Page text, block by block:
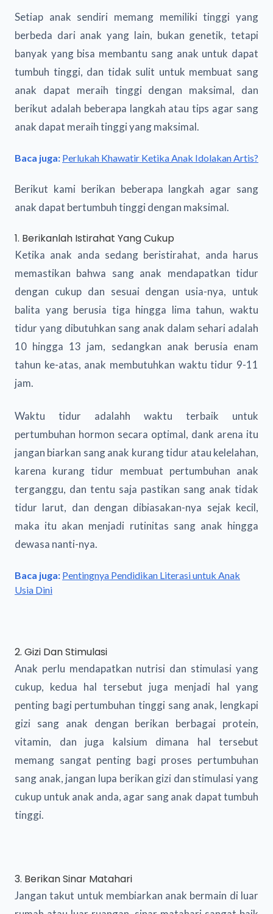
Setiap anak sendiri memang memiliki tinggi yang
berbeda dari anak yang lain, bukan genetik, tetapi
banyak yang bisa membantu sang anak untuk dapat
tumbuh tinggi, dan tidak sulit untuk membuat sang
anak dapat meraih tinggi dengan maksimal, dan
berikut adalah beberapa langkah atau tips agar sang
anak dapat meraih tinggi yang maksimal.
Baca juga: Perlukah Khawatir Ketika Anak Idolakan Artis?
Berikut kami berikan beberapa langkah agar sang
anak dapat bertumbuh tinggi dengan maksimal.
1. Berikanlah Istirahat Yang Cukup
Ketika anak anda sedang beristirahat, anda harus
memastikan bahwa sang anak mendapatkan tidur
dengan cukup dan sesuai dengan usia-nya, untuk
balita yang berusia tiga hingga lima tahun, waktu
tidur yang dibutuhkan sang anak dalam sehari adalah
10 hingga 13 jam, sedangkan anak berusia enam
tahun ke-atas, anak membutuhkan waktu tidur 9-11
jam.
Waktu tidur adalahh waktu terbaik untuk
pertumbuhan hormon secara optimal, dank arena itu
jangan biarkan sang anak kurang tidur atau kelelahan,
karena kurang tidur membuat pertumbuhan anak
terganggu, dan tentu saja pastikan sang anak tidak
tidur larut, dan dengan dibiasakan-nya sejak kecil,
maka itu akan menjadi rutinitas sang anak hingga
dewasa nanti-nya.
Baca juga: Pentingnya Pendidikan Literasi untuk Anak
Usia Dini
2. Gizi Dan Stimulasi
Anak perlu mendapatkan nutrisi dan stimulasi yang
cukup, kedua hal tersebut juga menjadi hal yang
penting bagi pertumbuhan tinggi sang anak, lengkapi
gizi sang anak dengan berikan berbagai protein,
vitamin, dan juga kalsium dimana hal tersebut
memang sangat penting bagi proses pertumbuhan
sang anak, jangan lupa berikan gizi dan stimulasi yang
cukup untuk anak anda, agar sang anak dapat tumbuh
tinggi.
3. Berikan Sinar Matahari
Jangan takut untuk membiarkan anak bermain di luar